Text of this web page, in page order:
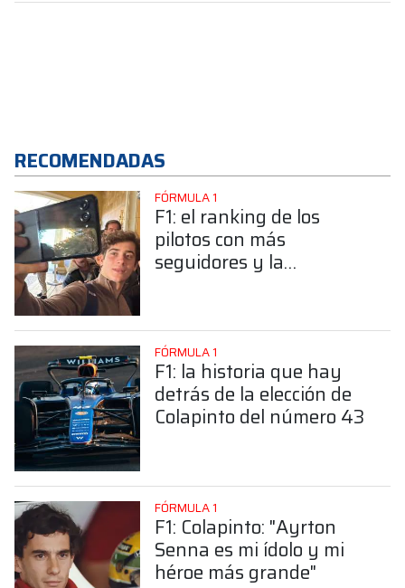
RECOMENDADAS
FÓRMULA 1
F1: el ranking de los
pilotos con más
seguidores y la
FÓRMULA 1
F1: la historia que hay
detrás de la elección de
Colapinto del número 43
FÓRMULA 1
F1: Colapinto: "Ayrton
Senna es mi ídolo y mi
héroe más grande"